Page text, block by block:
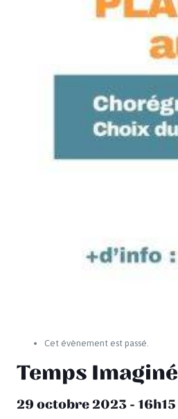
Cet évènement est passé.
Temps Imaginé
29 octobre 2023 - 16h15